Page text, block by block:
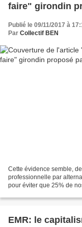
faire" girondin
Publié le 09/11/2017 à
Par Collectif BEN
Cette évidence semble,
professionnelle par
pour éviter que 25% de
EMR: le